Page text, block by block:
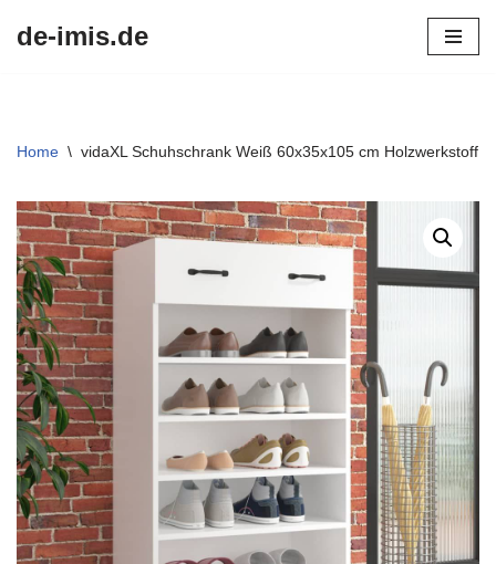
de-imis.de
Home \ vidaXL Schuhschrank Weiß 60x35x105 cm Holzwerkstoff